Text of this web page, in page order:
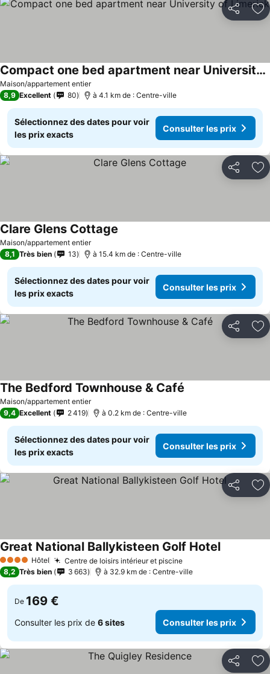
Partager
Maison/appartement entier
Compact one bed apartment near University of Limerick
8,9 Excellent 80 à 4.1 km de : Centre-ville
Sélectionnez des dates pour voir
les prix exacts
Consulter les prix
Partager
Maison/appartement entier
Clare Glens Cottage
8,1 Très bien 13 à 15.4 km de : Centre-ville
Sélectionnez des dates pour voir
les prix exacts
Consulter les prix
Partager
Maison/appartement entier
The Bedford Townhouse & Café
9,4 Excellent 2 419 à 0.2 km de : Centre-ville
Sélectionnez des dates pour voir
les prix exacts
Consulter les prix
Partager
4 Étoiles Hôtel Centre de loisirs intérieur et piscine
Great National Ballykisteen Golf Hotel
8,2 Très bien 3 663 à 32.9 km de : Centre-ville
De 169 €
Consulter les prix de 6 sites Consulter les prix
Partager